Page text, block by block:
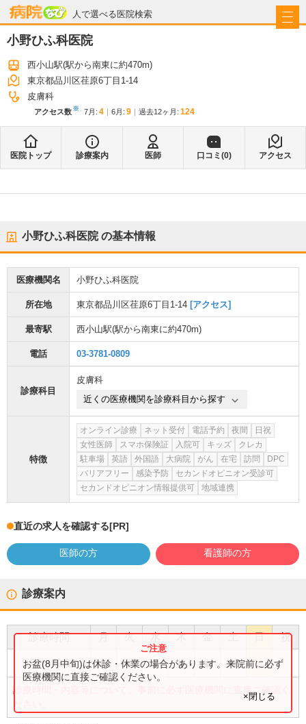
人で選べる医院検索
病院なび
小野ひふ科医院
西小山駅(駅から南東に約470m)
東京都品川区荏原6丁目1-14
皮膚科
アクセス数※ 7月 : 4 6月 : 9 過去12ヶ月: 124
医院トップ 診療案内 医師 口コミ(0) アクセス
小野ひふ科医院の基本情報
医療機関名 小野ひふ科医院
所在地 東京都品川区荏原6丁目1-14 [アクセス]
最寄駅 西小山駅(駅から南東に約470m)
電話 03-3781-0809
診療科目
皮膚科
近くの医療機関を診療科目から探す
特徴
オンライン診療 ネット受付 電話予約 夜間
日祝
女性医師
スマホ保険証 入院可 キッズ
クレカ
駐車場
英語 外国語 大病院 がん 在宅 訪問
DPC
バリアフリー
感染予防
セカンドオピニオン受診可
セカンドオピニオン情報提供可
地域連携
直近の求人を確認する[PR]
医師の方 看護師の方
診療案内
診療時間 月 火 水 木 金 土 日 祝
9:00〜 12:00 ● ● ● ● ● ●
診療時間・内容等について、事前に必ず医療機関に直接ご確認く
お盆(8月中旬)は休診・休業の場合があります。来院前に必ず
医療機関に直接ご確認ください。
×閉じる